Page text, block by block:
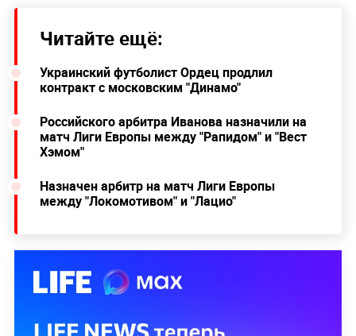
Читайте ещё:
Украинский футболист Ордец продлил
контракт с московским "Динамо"
Российского арбитра Иванова назначили на
матч Лиги Европы между "Рапидом" и "Вест
Хэмом"
Назначен арбитр на матч Лиги Европы
между "Локомотивом" и "Лацио"